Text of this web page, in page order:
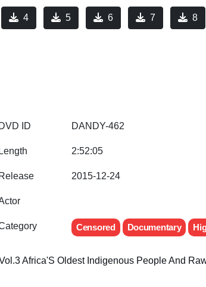
4 5 6 7 8
DVD ID DANDY-462
Length 2:52:05
Release 2015-12-24
Censored Documentary
Africa'S Oldest Indigenous People And